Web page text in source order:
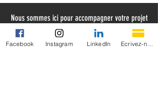
Nous sommes ici pour accompagner votre projet
musical, de sa conception à sa diffusion.
Que vous soyez un musicien chevronné ou un
talent en herbe, nos services seront taillés sur
Facebook Instagram LinkedIn